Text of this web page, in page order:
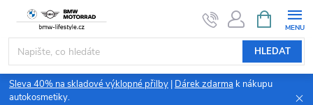
obsah
HLEDAT
NÁKUPNÍ
KOŠÍK
Sleva 40% na skladové výklopné přilby Dárek zdarma k nákupu
autokosmetiky.